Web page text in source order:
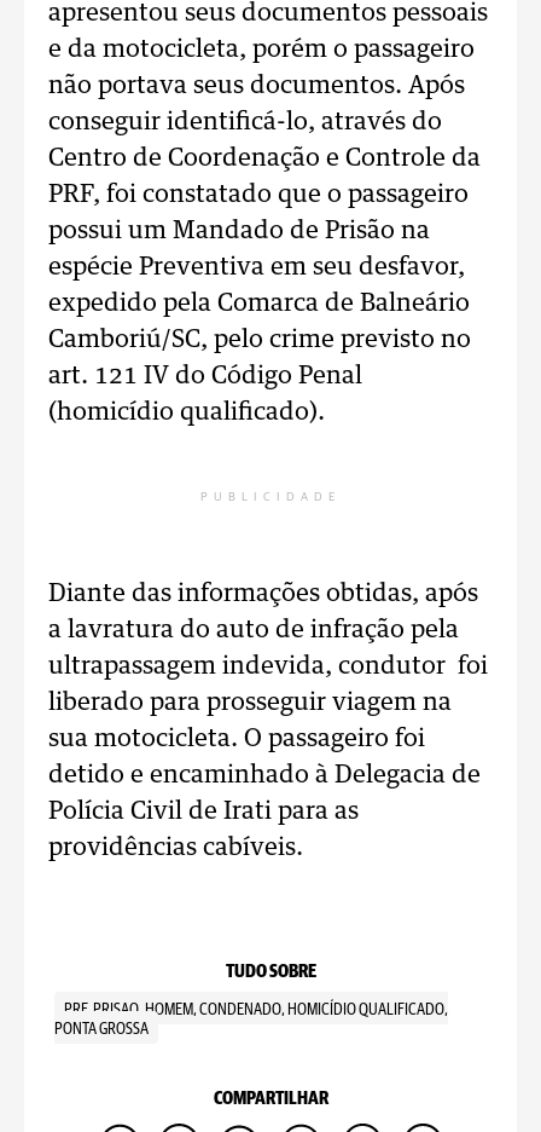
apresentou seus documentos pessoais
e da motocicleta, porém o passageiro
não portava seus documentos. Após
conseguir identificá-lo, através do
Centro de Coordenação e Controle da
PRF, foi constatado que o passageiro
possui um Mandado de Prisão na
espécie Preventiva em seu desfavor,
expedido pela Comarca de Balneário
Camboriú/SC, pelo crime previsto no
art. 121 IV do Código Penal
(homicídio qualificado).
PUBLICIDADE
Diante das informações obtidas, após
a lavratura do auto de infração pela
ultrapassagem indevida, condutor foi
liberado para prosseguir viagem na
sua motocicleta. O passageiro foi
detido e encaminhado à Delegacia de
Polícia Civil de Irati para as
providências cabíveis.
TUDO SOBRE
PRF, PRISAO, HOMEM, CONDENADO, HOMICÍDIO QUALIFICADO,
PONTA GROSSA
COMPARTILHAR